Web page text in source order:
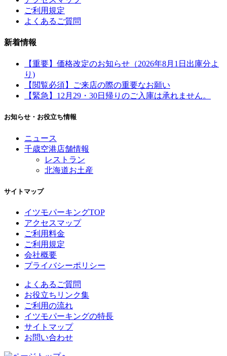
ご利用規定
よくあるご質問
新着情報
【重要】価格改定のお知らせ（2026年8月1日出庫分よ
り)
【閲覧必須】ご来店の際の重要なお願い
【緊急】12月29・30日帰りのご入庫は承れません。
お知らせ・お役立ち情報
ニュース
千歳空港店舗情報
レストラン
北海道お土産
サイトマップ
イツモパーキングTOP
アクセスマップ
ご利用料金
ご利用規定
会社概要
プライバシーポリシー
よくあるご質問
お役立ちリンク集
ご利用の流れ
イツモパーキングの特長
サイトマップ
お問い合わせ